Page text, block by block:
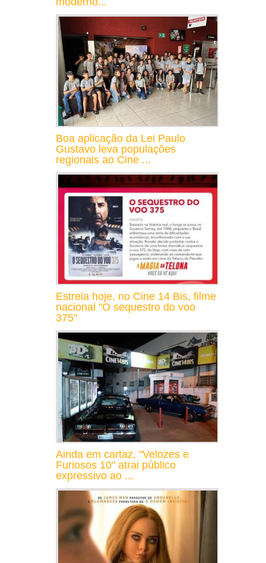
Boa aplicação da Lei Paulo
Gustavo leva populações
regionais ao Cine ...
Estreia hoje, no Cine 14 Bis, filme
nacional "O sequestro do voo
375"
Ainda em cartaz, "Velozes e
Furiosos 10" atrai público
expressivo ao ...